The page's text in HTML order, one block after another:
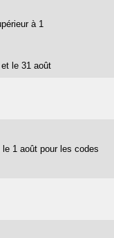
à 1
le 31 août
1 août pour les codes